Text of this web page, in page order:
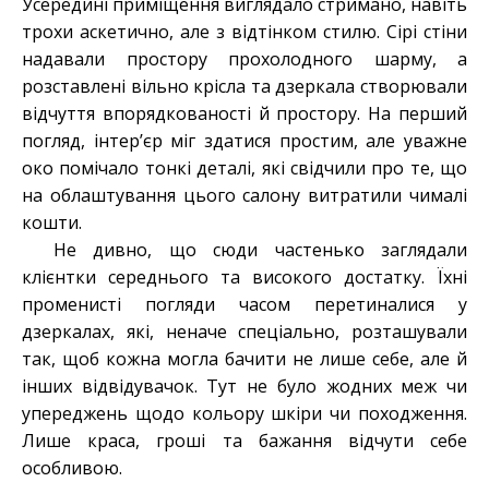
Усередині приміщення виглядало стримано, навіть
трохи аскетично, але з відтінком стилю. Сірі стіни
надавали простору прохолодного шарму, а
розставлені вільно крісла та дзеркала створювали
відчуття впорядкованості й простору. На перший
погляд, інтер’єр міг здатися простим, але уважне
око помічало тонкі деталі, які свідчили про те, що
на облаштування цього салону витратили чималі
кошти.
Не дивно, що сюди частенько заглядали
клієнтки середнього та високого достатку. Їхні
променисті погляди часом перетиналися у
дзеркалах, які, неначе спеціально, розташували
так, щоб кожна могла бачити не лише себе, але й
інших відвідувачок. Тут не було жодних меж чи
упереджень щодо кольору шкіри чи походження.
Лише краса, гроші та бажання відчути себе
особливою.